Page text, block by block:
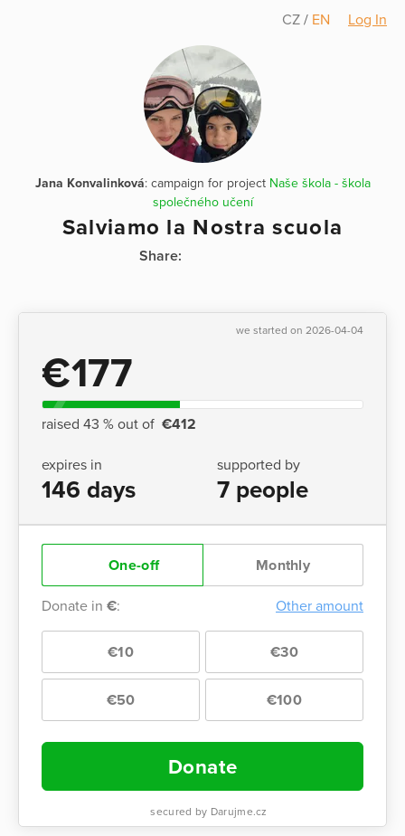
CZ / EN Log In
Jana Konvalinková: campaign for project Naše škola - škola
společného učení
Salviamo la Nostra scuola
Share:
we started on 2026-04-04
€177
raised 43 % out of €412
expires in
146 days
supported by
7 people
One-off Monthly
Donate in €: Other amount
€10 €30
€50 €100
Donate
secured by Darujme.cz